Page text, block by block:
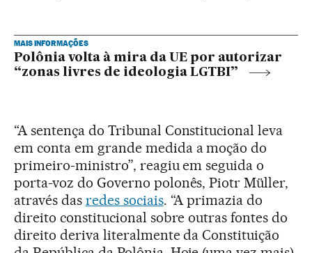
MAIS INFORMAÇÕES
Polônia volta à mira da UE por autorizar
“zonas livres de ideologia LGTBI”
“A sentença do Tribunal Constitucional leva
em conta em grande medida a moção do
primeiro-ministro”, reagiu em seguida o
porta-voz do Governo polonês, Piotr Müller,
através das redes sociais. “A primazia do
direito constitucional sobre outras fontes do
direito deriva literalmente da Constituição